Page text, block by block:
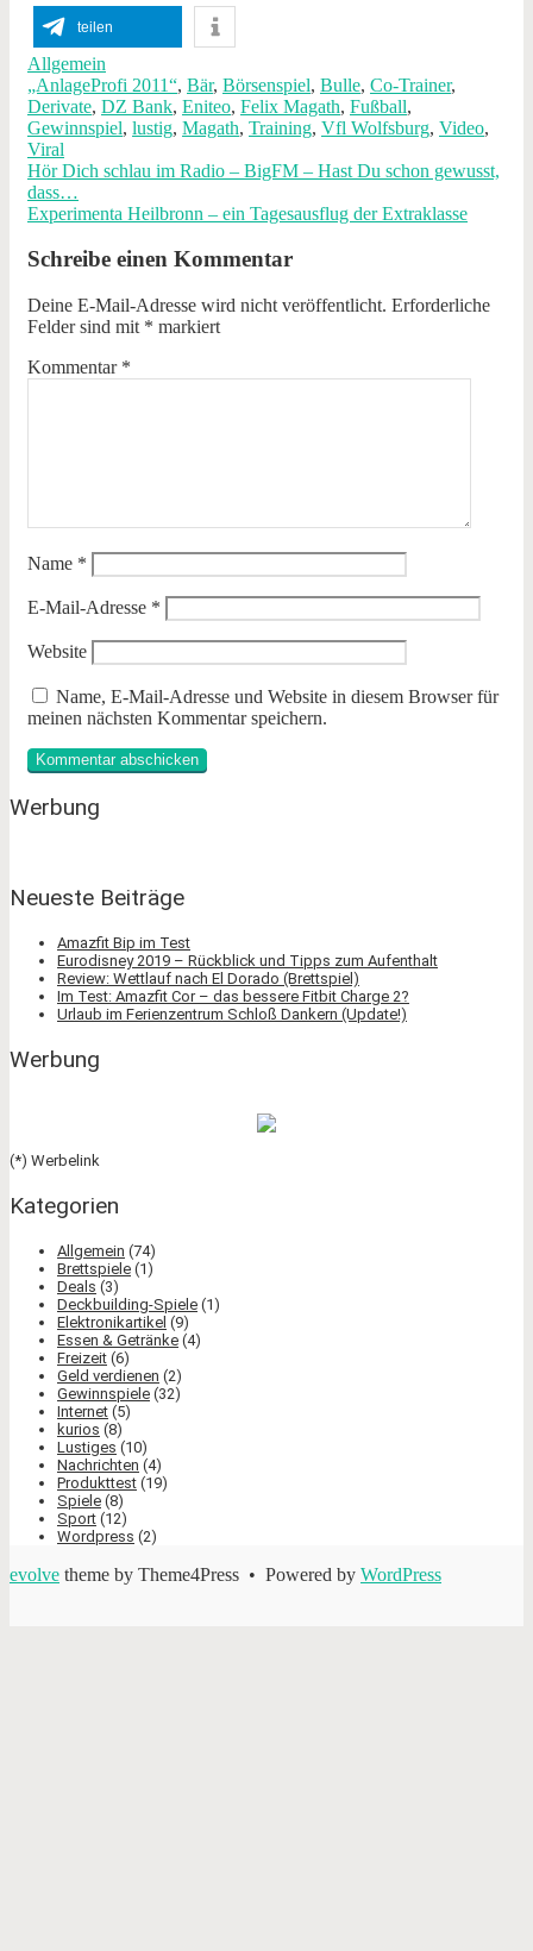
teilen
Allgemein
„AnlageProfi 2011“, Bär, Börsenspiel, Bulle, Co-Trainer,
Derivate, DZ Bank, Eniteo, Felix Magath, Fußball,
Gewinnspiel, lustig, Magath, Training, Vfl Wolfsburg, Video,
Viral
Hör Dich schlau im Radio – BigFM – Hast Du schon gewusst,
dass…
Experimenta Heilbronn – ein Tagesausflug der Extraklasse
Schreibe einen Kommentar
Deine E-Mail-Adresse wird nicht veröffentlicht. Erforderliche
Felder sind mit * markiert
Kommentar *
Name *
E-Mail-Adresse *
Website
Name, E-Mail-Adresse und Website in diesem Browser für
meinen nächsten Kommentar speichern.
Werbung
Neueste Beiträge
Amazfit Bip im Test
Eurodisney 2019 – Rückblick und Tipps zum Aufenthalt
Review: Wettlauf nach El Dorado (Brettspiel)
Im Test: Amazfit Cor – das bessere Fitbit Charge 2?
Urlaub im Ferienzentrum Schloß Dankern (Update!)
Werbung
(*) Werbelink
Kategorien
Allgemein (74)
Brettspiele (1)
Deals (3)
Deckbuilding-Spiele (1)
Elektronikartikel (9)
Essen & Getränke (4)
Freizeit (6)
Geld verdienen (2)
Gewinnspiele (32)
Internet (5)
kurios (8)
Lustiges (10)
Nachrichten (4)
Produkttest (19)
Spiele (8)
Sport (12)
Wordpress (2)
evolve theme by Theme4Press • Powered by WordPress